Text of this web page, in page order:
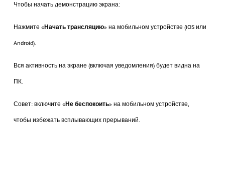
Чтобы начать демонстрацию экрана:
Нажмите «Начать трансляцию» на мобильном устройстве (iOS или
Android).
Вся активность на экране (включая уведомления) будет видна на
ПК.
Совет: включите «Не беспокоить» на мобильном устройстве,
чтобы избежать всплывающих прерываний.